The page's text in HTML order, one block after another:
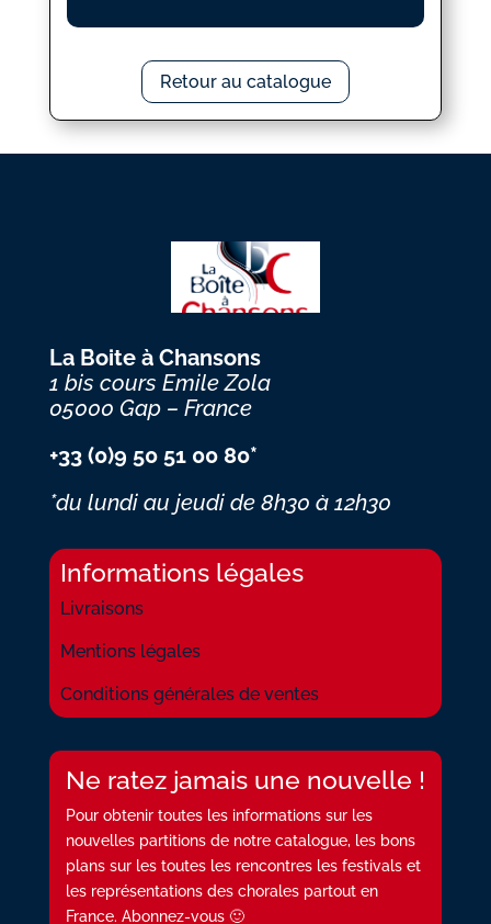
Retour au catalogue
La Boite à Chansons
1 bis cours Emile Zola
05000 Gap – France
+33 (0)9 50 51 00 80*
*du lundi au jeudi de 8h30 à 12h30
Informations légales
Livraisons
Mentions légales
Conditions générales de ventes
Ne ratez jamais une nouvelle !
Pour obtenir toutes les informations sur les
nouvelles partitions de notre catalogue, les bons
plans sur les toutes les rencontres les festivals et
les représentations des chorales partout en
France. Abonnez-vous 🙂